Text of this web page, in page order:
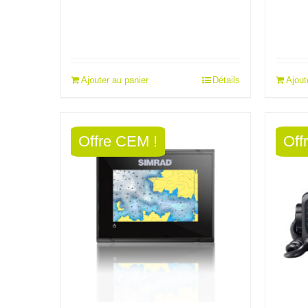
1074,00€. 966,60€.
Ajouter au panier Détails
Offre CEM !